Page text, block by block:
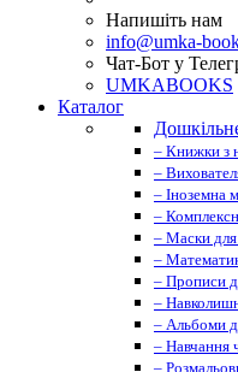
Напишіть нам
info@umka-
Чат-Бот у
UMKABOOKS
Каталог
– Книжки з
–
– Іноземна
–
– Маски для
–
– Прописи
–
– Альбоми
– Навчання
–